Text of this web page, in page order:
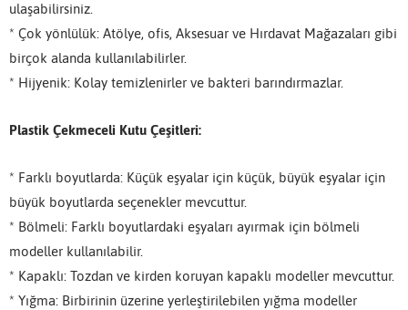
ulaşabilirsiniz.
* Çok yönlülük: Atölye, ofis, Aksesuar ve Hırdavat Mağazaları gibi
birçok alanda kullanılabilirler.
* Hijyenik: Kolay temizlenirler ve bakteri barındırmazlar.
Plastik Çekmeceli Kutu Çeşitleri:
* Farklı boyutlarda: Küçük eşyalar için küçük, büyük eşyalar için
büyük boyutlarda seçenekler mevcuttur.
* Bölmeli: Farklı boyutlardaki eşyaları ayırmak için bölmeli
modeller kullanılabilir.
* Kapaklı: Tozdan ve kirden koruyan kapaklı modeller mevcuttur.
* Yığma: Birbirinin üzerine yerleştirilebilen yığma modeller